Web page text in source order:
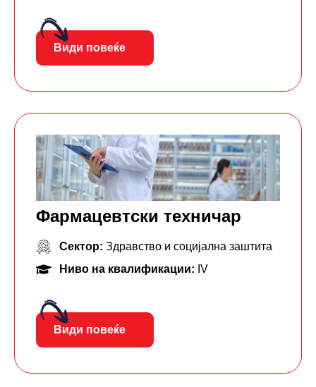
Види повеќе
Фармацевтски тeхничар
Сектор: Здравство и социјална заштита
Ниво на квалификации: IV
Види повеќе